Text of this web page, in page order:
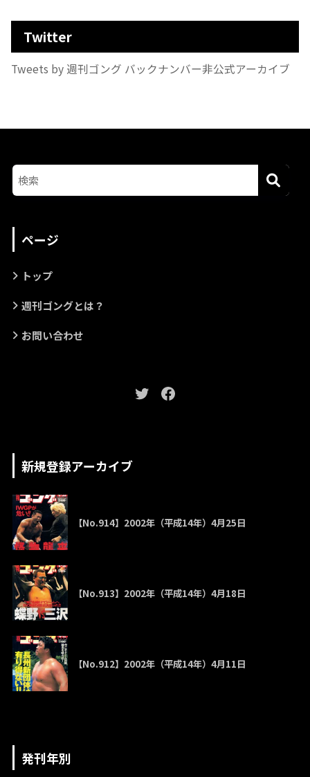
Twitter
Tweets by 週刊ゴング バックナンバー非公式アーカイブ
ページ
トップ
週刊ゴングとは？
お問い合わせ
新規登録アーカイブ
【No.914】2002年（平成14年）4月25日
【No.913】2002年（平成14年）4月18日
【No.912】2002年（平成14年）4月11日
発刊年別